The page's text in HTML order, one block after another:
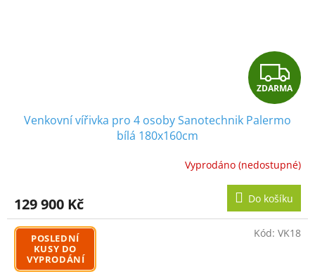
Z
D
A
R
M
A
ZDARMA
Venkovní vířivka pro 4 osoby Sanotechnik Palermo
bílá 180x160cm
Vyprodáno (nedostupné)
129 900 Kč Do košíku
POSLEDNÍ
KUSY DO
VYPRODÁNÍ
Kód: VK18